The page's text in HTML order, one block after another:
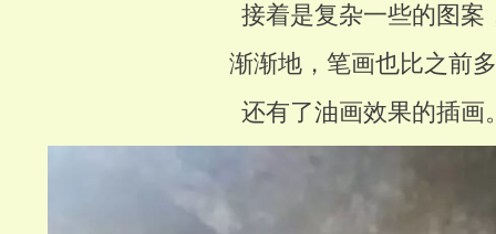
接着是复杂一些的图案
渐渐地，笔画也比之前
还有了油画效果的插画